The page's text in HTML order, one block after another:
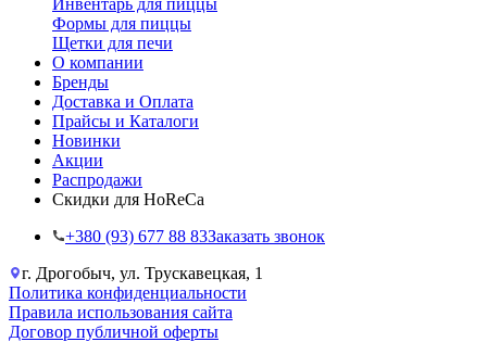
Формы для пиццы
Щетки для печи
О компании
Бренды
Доставка и Оплата
Прайсы и Каталоги
Новинки
Акции
Распродажи
Скидки для HoReCa
+38‎0 (93) 677 88 83Заказать звонок
г. Дрогобыч, ул. Трускавецкая, 1
Политика конфиденциальности
Правила использования сайта
Договор публичной оферты